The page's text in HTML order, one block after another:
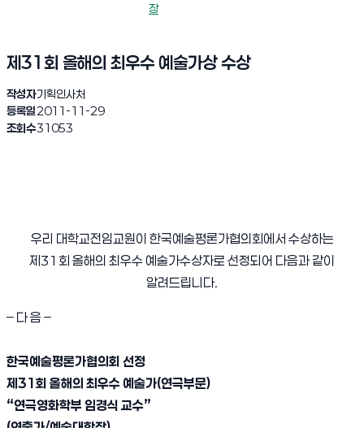
장
제31회 올해의 최우수 예술가상 수상
작성자기획인사처
등록일2011-11-29
조회수31053
우리 대학교전임교원이 한국예술평론가협의회에서 수상하는
제31회 올해의 최우수 예술가수상자로 선정되어 다음과 같이
알려드립니다.
– 다 음 –
한국예술평론가협의회 선정
제31회 올해의 최우수 예술가(연극부문)
“연극영화학부 임경식 교수”